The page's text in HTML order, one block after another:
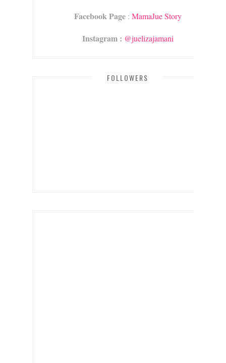
Facebook Page: MamaJue Story
Instagram : @juelizajamani
FOLLOWERS